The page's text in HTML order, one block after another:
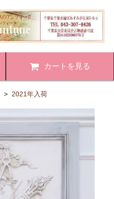
カートを見る
> 2021年入荷